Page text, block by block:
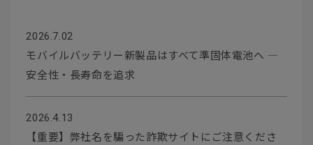
2026.7.02
モバイルバッテリー新製品はすべて準固体電池へ ―
安全性・長寿命を追求
2026.4.13
【重要】弊社名を騙った詐欺サイトにご注意くださ